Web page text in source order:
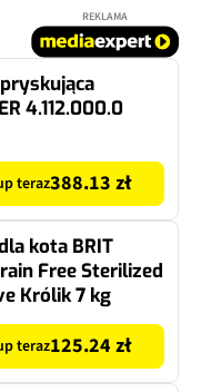
REKLAMA
4.112.000.0
teraz388.13 zł
kota BRIT
Free Sterilized
Królik 7 kg
teraz125.24 zł